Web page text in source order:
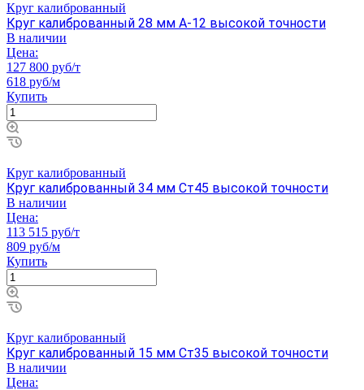
Круг калиброванный
Круг калиброванный 28 мм А-12 высокой точности
В наличии
Цена:
127 800 руб/т
618 руб/м
Купить
Круг калиброванный
Круг калиброванный 34 мм Ст45 высокой точности
В наличии
Цена:
113 515 руб/т
809 руб/м
Купить
Круг калиброванный
Круг калиброванный 15 мм Ст35 высокой точности
В наличии
Цена: